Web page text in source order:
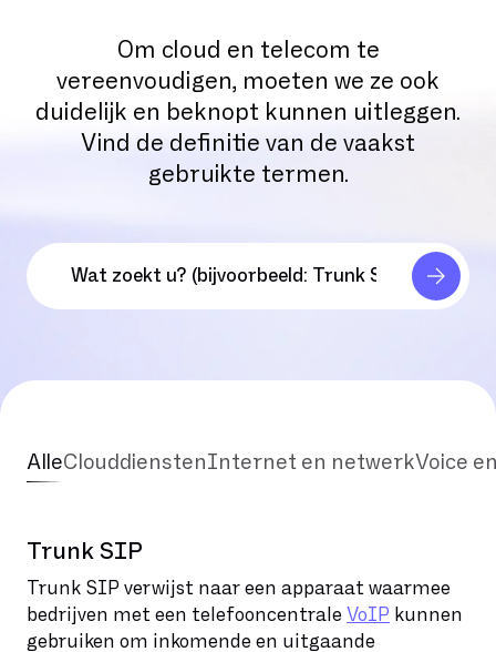
Om cloud en telecom te
vereenvoudigen, moeten we ze ook
duidelijk en beknopt kunnen uitleggen.
Vind de definitie van de vaakst
gebruikte termen.
AlleClouddienstenInternet en netwerkVoice
Trunk SIP
Trunk SIP verwijst naar een apparaat waarmee
bedrijven met een telefooncentrale VoIP kunnen
gebruiken om inkomende en uitgaande